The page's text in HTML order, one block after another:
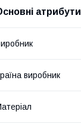
атрибути
виробник